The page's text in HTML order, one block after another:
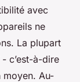
avec
ne
La plupart
c’est-à-dire
moyen. Au-